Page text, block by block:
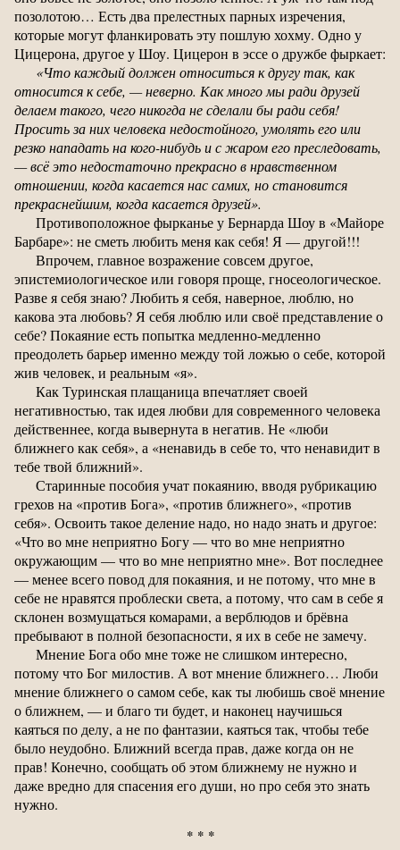
позолотою… Есть два прелестных парных изречения,
которые могут фланкировать эту пошлую хохму. Одно у
Цицерона, другое у Шоу. Цицерон в эссе о дружбе фыркает:
«Что каждый должен относиться к другу так, как
относится к себе, — неверно. Как много мы ради друзей
делаем такого, чего никогда не сделали бы ради себя!
Просить за них человека недостойного, умолять его или
резко нападать на кого-нибудь и с жаром его преследовать,
— всё это недостаточно прекрасно в нравственном
отношении, когда касается нас самих, но становится
прекраснейшим, когда касается друзей».
Противоположное фырканье у Бернарда Шоу в «Майоре
Барбаре»: не сметь любить меня как себя! Я — другой!!!
Впрочем, главное возражение совсем другое,
эпистемиологическое или говоря проще, гносеологическое.
Разве я себя знаю? Любить я себя, наверное, люблю, но
какова эта любовь? Я себя люблю или своё представление о
себе? Покаяние есть попытка медленно-медленно
преодолеть барьер именно между той ложью о себе, которой
жив человек, и реальным «я».
Как Туринская плащаница впечатляет своей
негативностью, так идея любви для современного человека
действеннее, когда вывернута в негатив. Не «люби
ближнего как себя», а «ненавидь в себе то, что ненавидит в
тебе твой ближний».
Старинные пособия учат покаянию, вводя рубрикацию
грехов на «против Бога», «против ближнего», «против
себя». Освоить такое деление надо, но надо знать и другое:
«Что во мне неприятно Богу — что во мне неприятно
окружающим — что во мне неприятно мне». Вот последнее
— менее всего повод для покаяния, и не потому, что мне в
себе не нравятся проблески света, а потому, что сам в себе я
склонен возмущаться комарами, а верблюдов и брёвна
пребывают в полной безопасности, я их в себе не замечу.
Мнение Бога обо мне тоже не слишком интересно,
потому что Бог милостив. А вот мнение ближнего… Люби
мнение ближнего о самом себе, как ты любишь своё мнение
о ближнем, — и благо ти будет, и наконец научишься
каяться по делу, а не по фантазии, каяться так, чтобы тебе
было неудобно. Ближний всегда прав, даже когда он не
прав! Конечно, сообщать об этом ближнему не нужно и
даже вредно для спасения его души, но про себя это знать
нужно.
* * *